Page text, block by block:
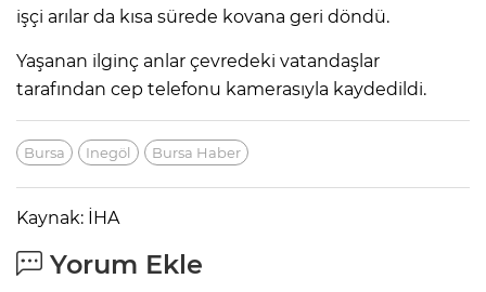
işçi arılar da kısa sürede kovana geri döndü.
Yaşanan ilginç anlar çevredeki vatandaşlar
tarafından cep telefonu kamerasıyla kaydedildi.
Bursa Inegöl Bursa Haber
Kaynak: İHA
Yorum Ekle